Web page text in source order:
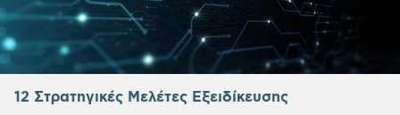
12 Στρατηγικές Μελέτες Εξειδίκευσης